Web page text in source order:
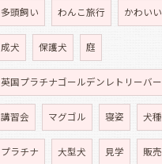
多頭飼い わんこ旅行 かわいい
成犬 保護犬 庭
英国プラチナゴールデンレトリーバー
講習会 マグゴル 寝姿 犬種
プラチナ 大型犬 見学 販売